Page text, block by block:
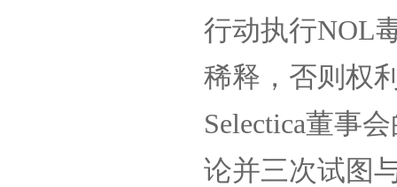
行动执行NOL
稀释，否则权
Selectica董事
论并三次试图